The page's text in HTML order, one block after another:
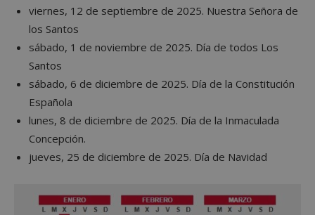
viernes, 12 de septiembre de 2025. Nuestra Señora de
los Santos
sábado, 1 de noviembre de 2025. Día de todos Los
Santos
sábado, 6 de diciembre de 2025. Día de la Constitución
Española
lunes, 8 de diciembre de 2025. Día de la Inmaculada
Concepción.
jueves, 25 de diciembre de 2025. Día de Navidad